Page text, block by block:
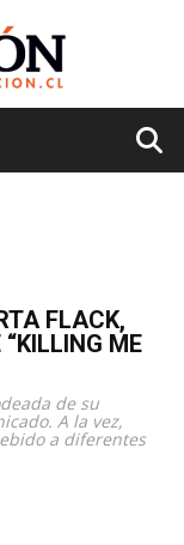
FLACK,
ME
de su
A la vez,
a diferentes